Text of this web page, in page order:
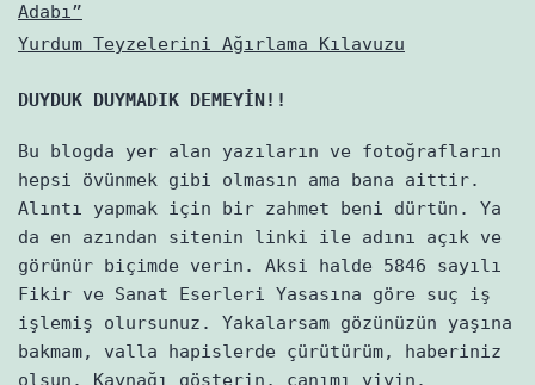
Adabı”
Yurdum Teyzelerini Ağırlama Kılavuzu
DUYDUK DUYMADIK DEMEYİN!!
Bu blogda yer alan yazıların ve fotoğrafların
hepsi övünmek gibi olmasın ama bana aittir.
Alıntı yapmak için bir zahmet beni dürtün. Ya
da en azından sitenin linki ile adını açık ve
görünür biçimde verin. Aksi halde 5846 sayılı
Fikir ve Sanat Eserleri Yasasına göre suç iş
işlemiş olursunuz. Yakalarsam gözünüzün yaşına
bakmam, valla hapislerde çürütürüm, haberiniz
olsun. Kaynağı gösterin, canımı yiyin.